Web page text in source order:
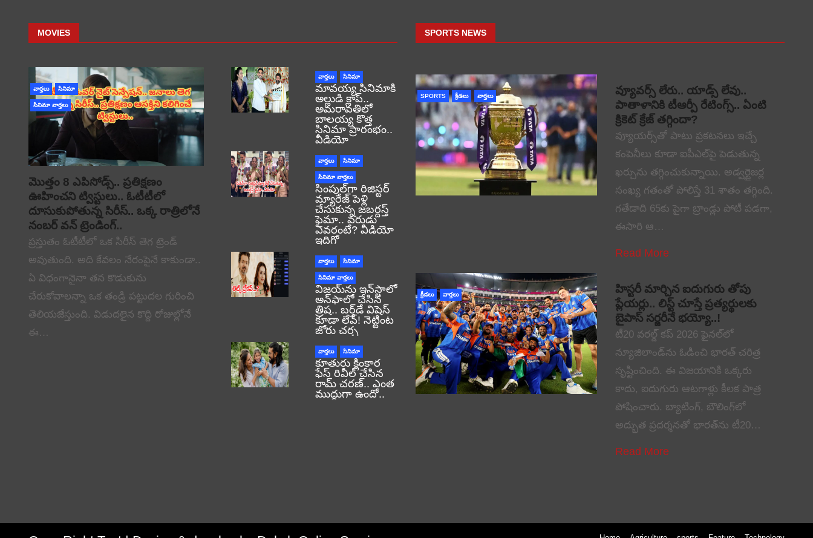
MOVIES
వార్తలు సినిమా
సినిమా వార్తలు
మొత్తం 8 ఎపిసోడ్స్.. ప్రతిక్షణం
ఊహించని ట్విస్టులు.. ఓటీటీలో
దూసుకుపోతున్న సిరీస్.. ఒక్క రాత్రిలోనే
నంబర్ వన్ ట్రెండింగ్..
ప్రస్తుతం ఓటీటీలో ఒక సిరీస్ తెగ ట్రెండ్
అవుతుంది. అది కేవలం నేరంపైనే కాకుండా..
ఏ విధంగానైనా తన కొడుకును
చేరుకోవాలన్నా ఒక తండ్రి పట్టుదల గురించి
తెలియజేస్తుంది. విడుదలైన కొద్ది రోజుల్లోనే
ఈ…
వార్తలు సినిమా
మావయ్య సినిమాకి
అల్లుడి క్లాప్..
అమరావతిలో
బాలయ్య కొత్త
సినిమా ప్రారంభం..
వీడియో
వార్తలు సినిమా
సినిమా వార్తలు
సింపుల్‌గా రిజిస్టర్‌
మ్యారేజ్ పెళ్లి
చేసుకున్న జబర్దస్త్
ఫైమా.. వరుడు
ఎవరంటే? వీడియో
ఇదిగో
వార్తలు సినిమా
సినిమా వార్తలు
విజయ్‌ను ఇన్‌స్టాలో
అన్‌ఫాలో చేసిన
త్రిష.. బర్త్‌డే విషెస్
కూడా లేవ్! నెట్టింట
జోరు చర్చ
వార్తలు సినిమా
కూతురు క్లింకార
ఫేస్ రివీల్ చేసిన
రామ్ చరణ్.. ఎంత
ముద్దుగా ఉందో..
SPORTS NEWS
SPORTS క్రీడలు వార్తలు
వ్యూవర్స్ లేరు.. యాడ్స్ లేవు..
పాతాళానికి టీఆర్పీ రేటింగ్స్.. ఏంటి
క్రికెట్ క్రేజ్ తగ్గిందా?
వ్యూయర్స్‌తో పాటు ప్రకటనలు ఇచ్చే
కంపెనీలు కూడా ఐపీఎల్‌పై పెడుతున్న
ఖర్చును తగ్గించుకున్నాయి. అడ్వర్టైజర్ల
సంఖ్య గతంతో పోలిస్తే 31 శాతం తగ్గింది.
గతేడాది 65కు పైగా బ్రాండ్లు పోటీ పడగా,
ఈసారి ఆ…
Read More
క్రీడలు వార్తలు
హిస్టరీ మార్చిన ఐదుగురు తోపు
ప్లేయర్లు.. లిస్ట్ చూస్తే ప్రత్యర్థులకు
బైపాస్ సర్జరీనే భయ్యో..!
టీ20 వరల్డ్ కప్ 2026 ఫైనల్‌లో
న్యూజిలాండ్‌ను ఓడించి భారత్ చరిత్ర
సృష్టించింది. ఈ విజయానికి ఒక్కరు
కాదు, ఐదుగురు ఆటగాళ్లు కీలక పాత్ర
పోషించారు. బ్యాటింగ్, బౌలింగ్‌లో
అద్భుత ప్రదర్శనతో భారత్‌ను టీ20…
Read More